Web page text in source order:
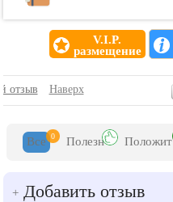
V.I.P.
размещение
Отзывы
отзыв Наверх
Все 0 Полезн Положит
+ Добавить отзыв